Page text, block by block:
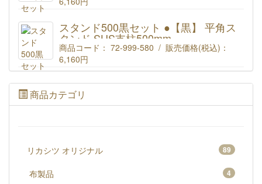
商品コード : 72-999-570
スタンド500黒セット ●【黒】 平角ス
タンド SUS支柱500mm
商品コード： 72-999-580 / 販売価格(税込)：
6,160円
スタンドセット ●黒 平角スタンド SUS支柱500mm
商品コード : 72-999-570
商品カテゴリ
リカシツ オリジナル 89
布製品 4